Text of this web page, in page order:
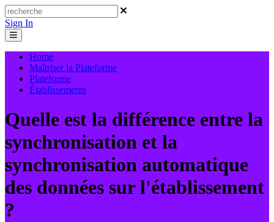
Sign In
Home
Maîtriser la Plateforme
Plateforme
Établissements
Quelle est la différence entre la
synchronisation et la
synchronisation automatique
des données sur l'établissement
?